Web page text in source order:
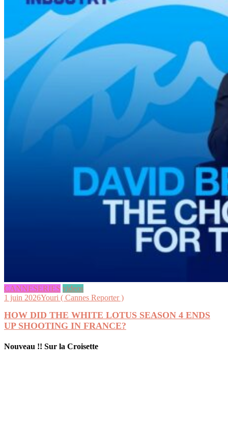
CANNESERIES videos
1 juin 2026Youri ( Cannes Reporter )
HOW DID THE WHITE LOTUS SEASON 4 ENDS
UP SHOOTING IN FRANCE?
Nouveau !! Sur la Croisette